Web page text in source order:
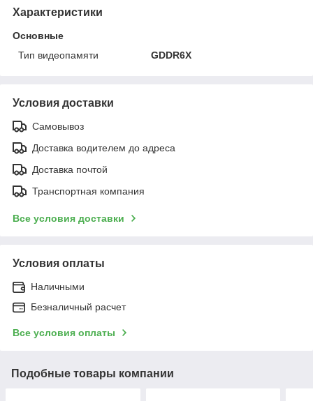
Характеристики
Основные
Тип видеопамяти
GDDR6X
Условия доставки
Самовывоз
Доставка водителем до адреса
Доставка почтой
Транспортная компания
Все условия доставки
Условия оплаты
Наличными
Безналичный расчет
Все условия оплаты
Подобные товары компании